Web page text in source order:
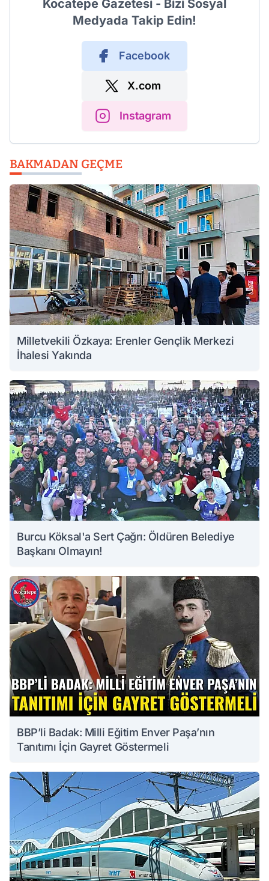
Kocatepe Gazetesi - Bizi Sosyal
Medyada Takip Edin!
Facebook
X.com
Instagram
BAKMADAN GEÇME
Milletvekili Özkaya: Erenler Gençlik Merkezi
İhalesi Yakında
Burcu Köksal'a Sert Çağrı: Öldüren Belediye
Başkanı Olmayın!
BBP’li Badak: Milli Eğitim Enver Paşa’nın
Tanıtımı İçin Gayret Göstermeli